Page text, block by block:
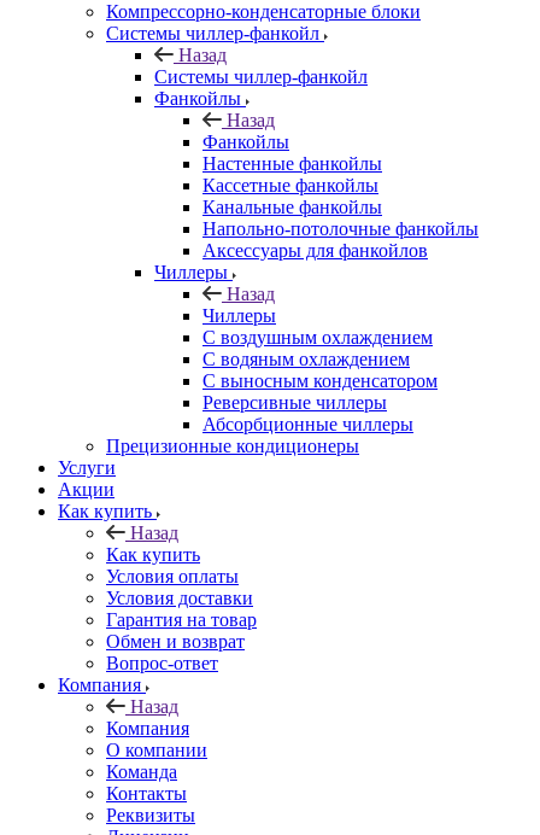
Компрессорно-конденсаторные блоки
Системы чиллер-фанкойл
Назад
Системы чиллер-фанкойл
Фанкойлы
Назад
Фанкойлы
Настенные фанкойлы
Кассетные фанкойлы
Канальные фанкойлы
Напольно-потолочные фанкойлы
Аксессуары для фанкойлов
Чиллеры
Назад
Чиллеры
С воздушным охлаждением
С водяным охлаждением
С выносным конденсатором
Реверсивные чиллеры
Абсорбционные чиллеры
Прецизионные кондиционеры
Услуги
Акции
Как купить
Назад
Как купить
Условия оплаты
Условия доставки
Гарантия на товар
Обмен и возврат
Вопрос-ответ
Компания
Назад
Компания
О компании
Команда
Контакты
Реквизиты